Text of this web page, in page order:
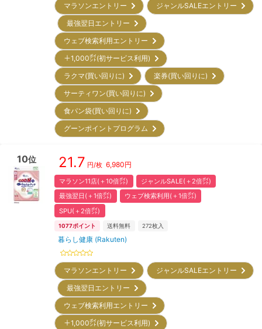
マラソンエントリー
ジャンルSALEエントリー
最強翌日エントリー
ウェブ検索利用エントリー
＋1,000㌽(初サービス利用)
ラクマ(買い回りに)
楽券(買い回りに)
サーティワン(買い回りに)
食パン袋(買い回りに)
グーンポイントプログラム
10位 21.7 円/枚 6,980円
マラソン11店(＋10倍㌽)
ジャンルSALE(＋2倍㌽)
最強翌日(＋1倍㌽)
ウェブ検索利用(＋1倍㌽)
SPU(＋2倍㌽)
1077ポイント 送料無料 272枚入
暮らし健康 (Rakuten)
マラソンエントリー
ジャンルSALEエントリー
最強翌日エントリー
ウェブ検索利用エントリー
＋1,000㌽(初サービス利用)